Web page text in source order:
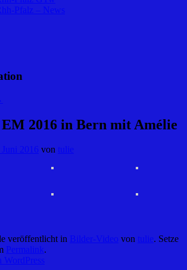
Pfalz – News
2016 in Bern mit Amélie
Juni 2016 von tulie
veröffentlicht in Bilder-Video von tulie. Setze
Permalink.
WordPress